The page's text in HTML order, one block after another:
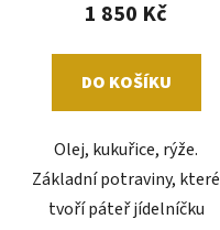
1 850 Kč
DO KOŠÍKU
Olej, kukuřice, rýže.
Základní potraviny, které
tvoří páteř jídelníčku